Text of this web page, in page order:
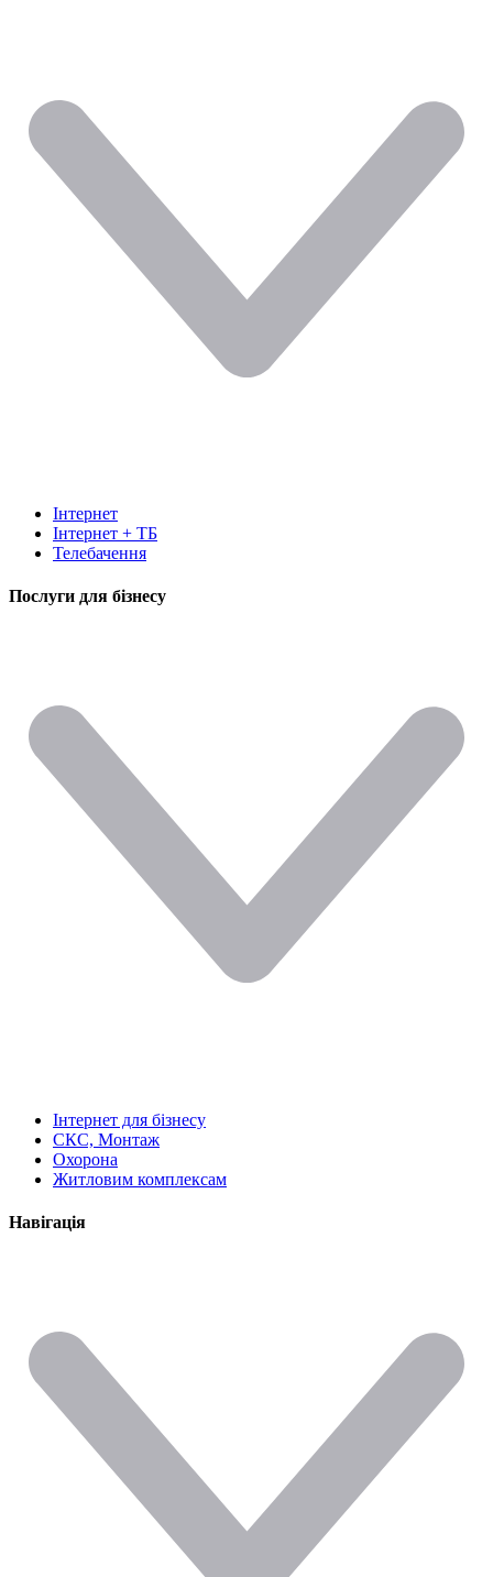
Інтернет
Інтернет + ТБ
Телебачення
Послуги для бізнесу
Інтернет для бізнесу
СКС, Монтаж
Охорона
Житловим комплексам
Навігація